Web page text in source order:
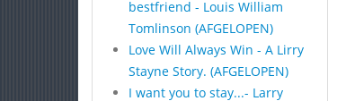
bestfriend - Louis William
Tomlinson (AFGELOPEN)
Love Will Always Win - A Lirry
Stayne Story. (AFGELOPEN)
I want you to stay...- Larry